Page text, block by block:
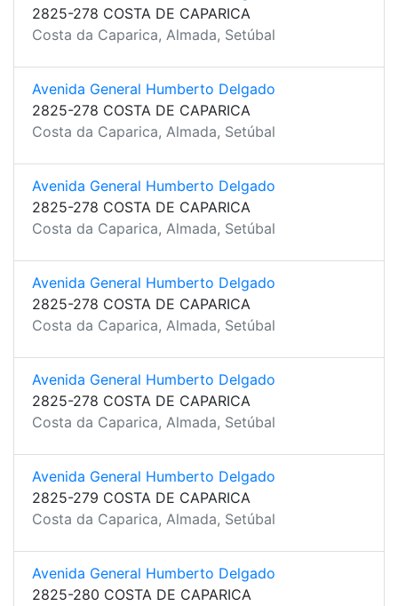
2825-278 COSTA DE CAPARICA
Costa da Caparica, Almada, Setúbal
Avenida General Humberto Delgado
2825-278 COSTA DE CAPARICA
Costa da Caparica, Almada, Setúbal
Avenida General Humberto Delgado
2825-278 COSTA DE CAPARICA
Costa da Caparica, Almada, Setúbal
Avenida General Humberto Delgado
2825-278 COSTA DE CAPARICA
Costa da Caparica, Almada, Setúbal
Avenida General Humberto Delgado
2825-278 COSTA DE CAPARICA
Costa da Caparica, Almada, Setúbal
Avenida General Humberto Delgado
2825-279 COSTA DE CAPARICA
Costa da Caparica, Almada, Setúbal
Avenida General Humberto Delgado
2825-280 COSTA DE CAPARICA